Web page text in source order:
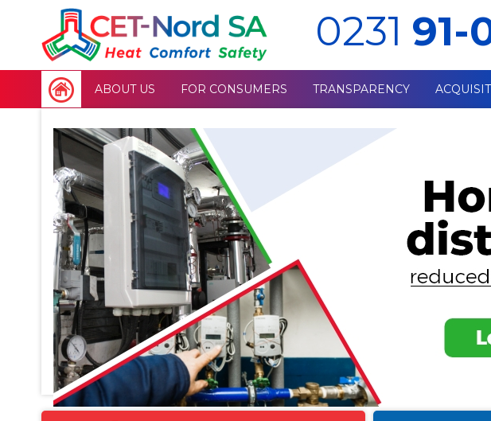
0231 91-
ABOUT US FOR CONSUMERS TRANSPARENCY